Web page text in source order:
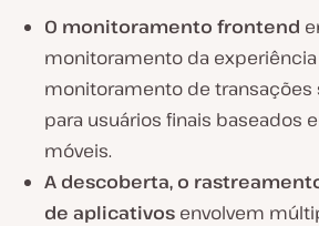
O monitoramento frontend
monitoramento da
monitoramento de
para usuários finais baseados
móveis.
A descoberta, o
de aplicativos envolvem